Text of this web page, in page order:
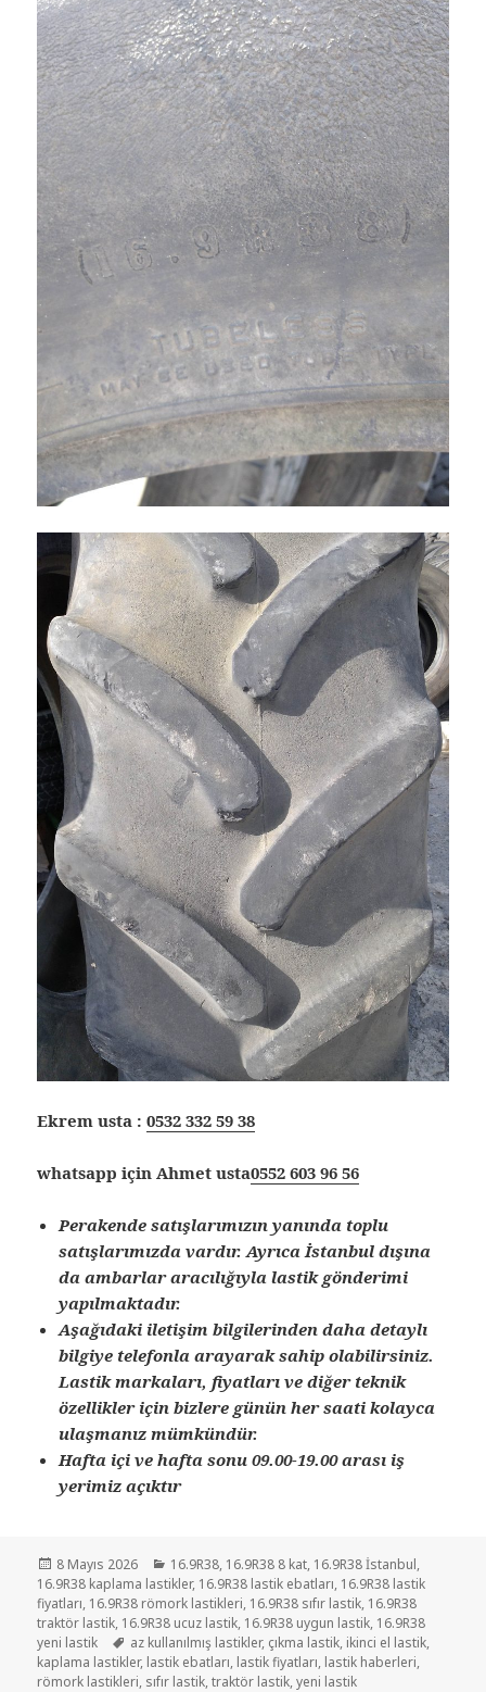
Ekrem usta :0532 332 59 38
whatsapp için Ahmet usta0552 603 96 56
Perakende satışlarımızın yanında toplu
satışlarımızda vardır. Ayrıca İstanbul dışına
da ambarlar aracılığıyla lastik gönderimi
yapılmaktadır.
Aşağıdaki iletişim bilgilerinden daha detaylı
bilgiye telefonla arayarak sahip olabilirsiniz.
Lastik markaları, fiyatları ve diğer teknik
özellikler için bizlere günün her saati kolayca
ulaşmanız mümkündür.
Hafta içi ve hafta sonu 09.00-19.00 arası iş
yerimiz açıktır
Yayın
tarihi
8 Mayıs 2026 Kategoriler
16.9R38, 16.9R38 8 kat, 16.9R38 İstanbul,
16.9R38 kaplama lastikler, 16.9R38 lastik ebatları, 16.9R38 lastik
fiyatları, 16.9R38 römork lastikleri, 16.9R38 sıfır lastik, 16.9R38
traktör lastik, 16.9R38 ucuz lastik, 16.9R38 uygun lastik, 16.9R38
yeni lastik
Etiketler
az kullanılmış lastikler, çıkma lastik, ikinci el lastik,
kaplama lastikler, lastik ebatları, lastik fiyatları, lastik haberleri,
römork lastikleri, sıfır lastik,traktör lastik,yeni lastik